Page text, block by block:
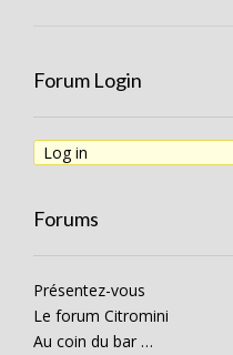
Forum Login
Log in
Forums
Présentez-vous
Le forum Citromini
Au coin du bar …